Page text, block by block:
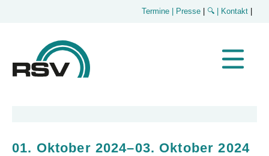
Termine | Presse 🔍 | Kontakt
01. Oktober 2024–03. Oktober 2024